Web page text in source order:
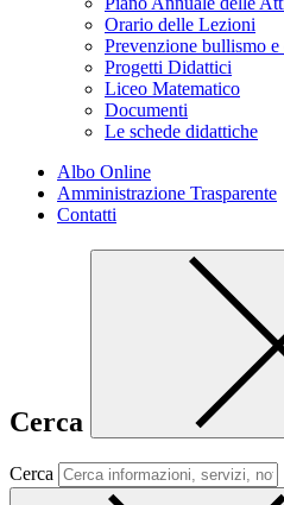
Orario delle Lezioni
Prevenzione bullismo
Progetti Didattici
Liceo Matematico
Documenti
Le schede didattiche
Albo Online
Amministrazione Trasparente
Contatti
Cerca
Cerca